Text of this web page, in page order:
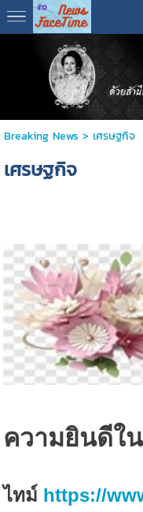
Breaking News > เศรษฐกิจ
เศรษฐกิจ
ความยินดีใ
สำนักข่
ไทม์ https://